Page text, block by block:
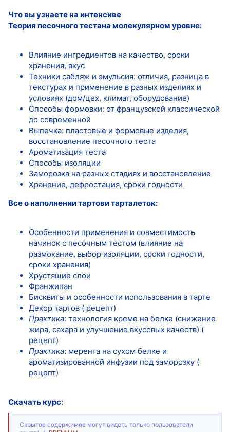
Что вы узнаете на интенсиве
Теория песочного тестана молекулярном уровне:
Влияние ингредиентов на качество, сроки
хранения, вкус
Техники сабляж и эмульсия: отличия, разница в
текстурах и применение в разных изделиях и
условиях (дом/цех, климат, оборудование)
Способы формовки: от французской классической
до современной
Выпечка: пластовые и формовые изделия,
восстановление песочного теста
Ароматизация теста
Способы изоляции
Заморозка на разных стадиях и восстановление
Хранение, дефростация, сроки годности
Все о наполнении тартови тарталеток:
Особенности применения и совместимость
начинок с песочным тестом (влияние на
размокание, выбор изоляции, сроки годности,
сроки хранения)
Хрустящие слои
Франжипан
Бисквиты и особенности использования в тарте
Декор тартов ( рецепт)
Практика: технология креме на белке (снижение
жира, сахара и улучшение вкусовых качеств) (
рецепт)
Практика: меренга на сухом белке и
ароматизированной инфузии под заморозку (
рецепт)
Скачать курс:
Скрытое содержимое могут видеть только пользователи